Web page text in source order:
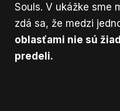
Souls. V ukážke sme
zdá sa, že medzi
oblasťami nie sú
predeli.